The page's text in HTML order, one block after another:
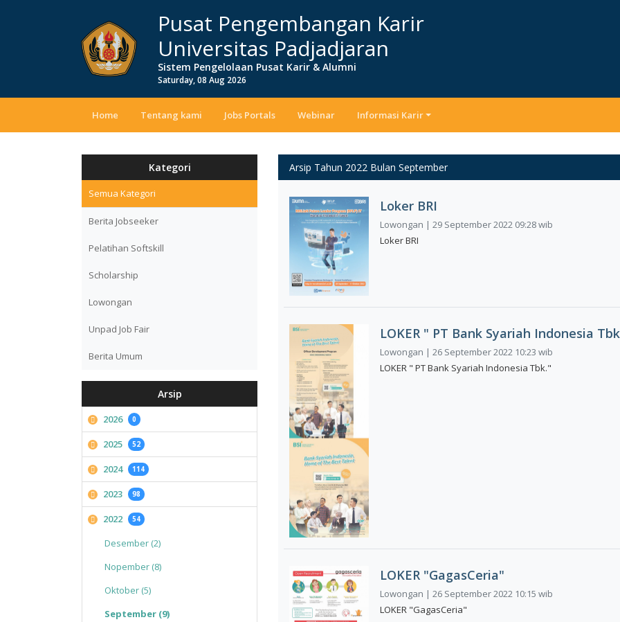
Pusat Pengembangan Karir
Universitas Padjadjaran
Sistem Pengelolaan Pusat Karir & Alumni
Saturday, 08 Aug 2026
Home Tentang kami Jobs Portals Webinar Informasi Karir
Kategori
Semua Kategori
Berita Jobseeker
Pelatihan Softskill
Scholarship
Lowongan
Unpad Job Fair
Berita Umum
Arsip
2026 0
2025 52
2024 114
2023 98
2022 54
Desember (2)
Nopember (8)
Oktober (5)
September (9)
Arsip Tahun 2022 Bulan September
Loker BRI
Lowongan | 29 September 2022 09:28 wib
Loker BRI
LOKER " PT Bank Syariah Indonesia
Lowongan | 26 September 2022 10:23 wib
LOKER " PT Bank Syariah Indonesia Tbk."
LOKER "GagasCeria"
Lowongan | 26 September 2022 10:15 wib
LOKER "GagasCeria"